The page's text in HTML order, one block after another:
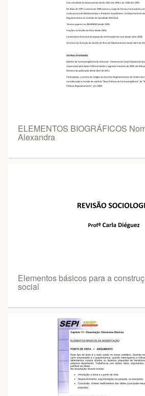
ELEMENTOS BIOGRÁFICOS
Alexandra
Elementos básicos para a
social